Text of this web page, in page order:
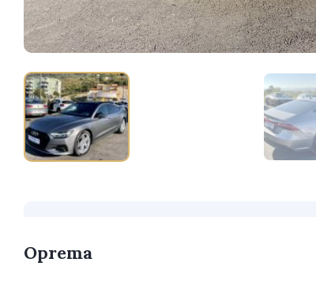
Oprema